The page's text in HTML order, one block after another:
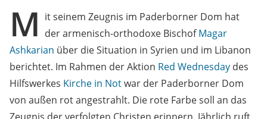
M it seinem Zeugnis im Paderborner Dom hat
der armenisch-orthodoxe BischofMagar
Ashkarian über die Situation in Syrien und im Libanon
berichtet. Im Rahmen der Aktion Red Wednesday des
Hilfswerkes Kirche in Notwar der Paderborner Dom
von außen rot angestrahlt. Die rote Farbe soll an das